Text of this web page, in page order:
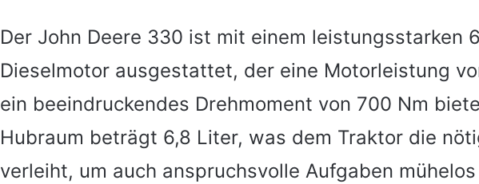
Der John Deere 330 ist mit einem leistungsstarken
Dieselmotor ausgestattet, der eine Motorleistung
ein beeindruckendes Drehmoment von 700 Nm
Hubraum beträgt 6,8 Liter, was dem Traktor die
verleiht, um auch anspruchsvolle Aufgaben mühelos